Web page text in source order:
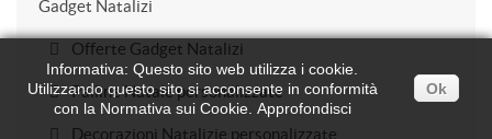
Gadget Natalizi
Offerte Gadget Natalizi
Palline Natale personalizzate
Decorazioni Natalizie personalizzate
Informativa: Questo sito web utilizza i cookie.
Utilizzando questo sito si acconsente in conformità
con la Normativa sui Cookie. Approfondisci
Ok